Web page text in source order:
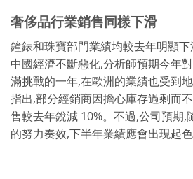
奢侈品行業銷售同樣下滑
鐘錶和珠寶部門業績均較去年明顯
中國經濟不斷惡化,分析師預期今年
滿挑戰的一年,在歐洲的業績也受到
指出,部分經銷商因擔心庫存過剩而
售較去年銳減 10%。不過,公司預期,
的努力奏效,下半年業績應會出現起色